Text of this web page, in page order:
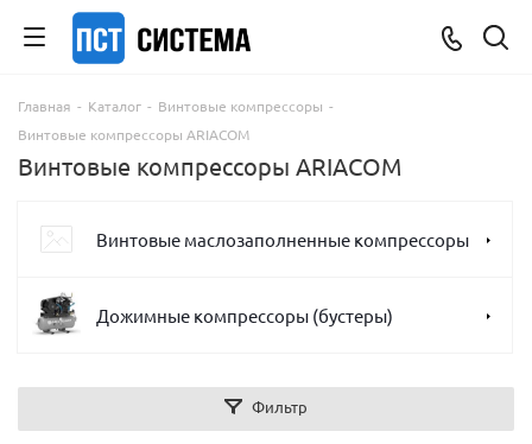
Главная - Каталог - Винтовые компрессоры -
Винтовые компрессоры ARIACOM
Винтовые компрессоры ARIACOM
Винтовые маслозаполненные компрессоры
Дожимные компрессоры (бустеры)
Фильтр